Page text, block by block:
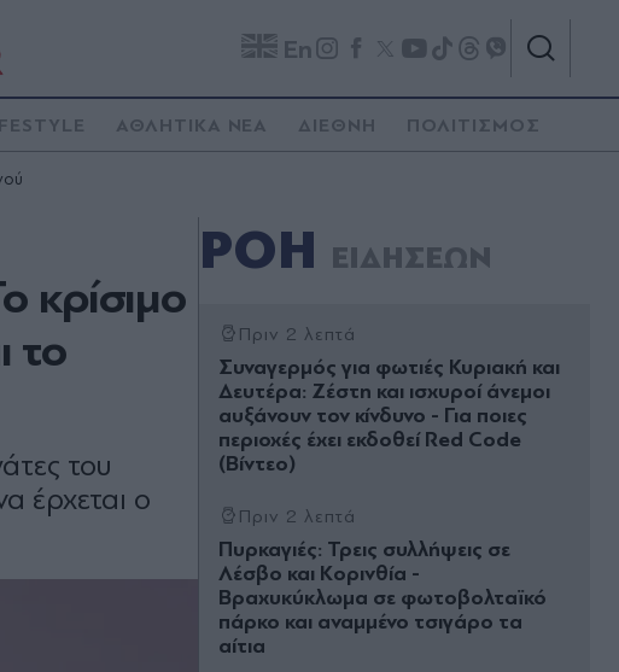
En
ΑΘΛΗΤΙΚΑ ΝΕΑ ΔΙΕΘΝΗ ΠΟΛΙΤΙΣΜΟΣ
κρίσιμο
το
του
έρχεται ο
ΡΟΗ ΕΙΔΗΣΕΩΝ
Πριν 2 λεπτά
Συναγερμός για φωτιές Κυριακή και
Δευτέρα: Ζέστη και ισχυροί άνεμοι
αυξάνουν τον κίνδυνο - Για ποιες
περιοχές έχει εκδοθεί Red Code
(Βίντεο)
Πριν 2 λεπτά
Πυρκαγιές: Τρεις συλλήψεις σε
Λέσβο και Κορινθία -
Βραχυκύκλωμα σε φωτοβολταϊκό
πάρκο και αναμμένο τσιγάρο τα
αίτια